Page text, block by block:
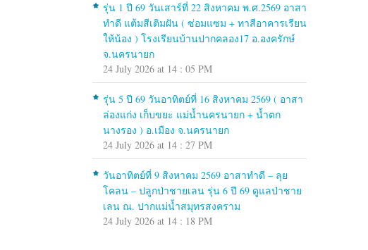
รุ่น 1 ปี 69 วันเสาร์ที่ 22 สิงหาคม พ.ศ.2569 อาสา
ทำดี แต้มสีเติมฝัน ( ซ่อมแซม + ทาสีอาคารเรียน
ให้น้อง ) โรงเรียนบ้านปากคลอง17 อ.องครักษ์
จ.นครนายก
24 July 2026 at 14 : 05 PM
รุ่น 5 ปี 69 วันอาทิตย์ที่ 16 สิงหาคม 2569 ( อาสา
ล่องแก่ง เก็บขยะ แม่น้ำนครนายก + น้ำตก
นางรอง ) อ.เมือง จ.นครนายก
24 July 2026 at 14 : 27 PM
วันอาทิตย์ที่ 9 สิงหาคม 2569 อาสาทำดี – ลุย
โคลน – ปลูกป่าชายเลน รุ่น 6 ปี 69 ดูแลป่าชาย
เลน ณ. ปากแม่น้ำสมุทรสงคราม
24 July 2026 at 14 : 18 PM